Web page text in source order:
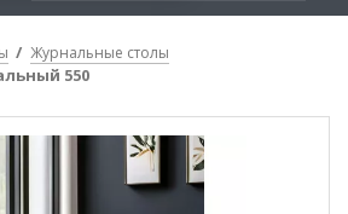
Журнальные столы
550